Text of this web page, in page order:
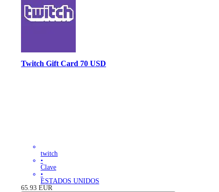
Twitch Gift Card 70 USD
twitch
•
Clave
•
ESTADOS UNIDOS
65.93 EUR